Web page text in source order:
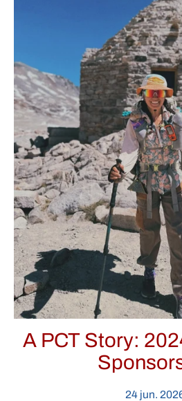
A PCT Story:
24 jun.